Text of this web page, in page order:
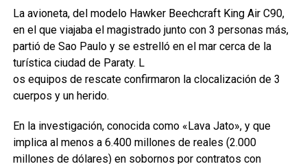
La avioneta, del modelo Hawker Beechcraft King Air C90,
en el que viajaba el magistrado junto con 3 personas más,
partió de Sao Paulo y se estrelló en el mar cerca de la
turística ciudad de Paraty. L
os equipos de rescate confirmaron la clocalización de 3
cuerpos y un herido.
En la investigación, conocida como «Lava Jato», y que
implica al menos a 6.400 millones de reales (2.000
millones de dólares) en sobornos por contratos con